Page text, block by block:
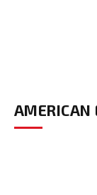
AMERICAN